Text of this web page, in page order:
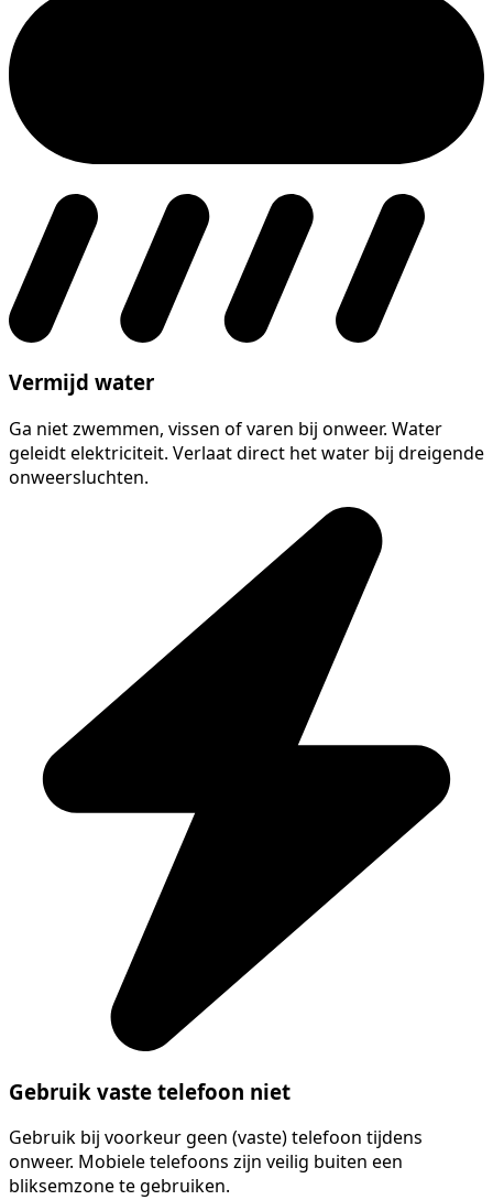
Vermijd water
Ga niet zwemmen, vissen of varen bij onweer. Water
geleidt elektriciteit. Verlaat direct het water bij dreigende
onweersluchten.
Gebruik vaste telefoon niet
Gebruik bij voorkeur geen (vaste) telefoon tijdens
onweer. Mobiele telefoons zijn veilig buiten een
bliksemzone te gebruiken.